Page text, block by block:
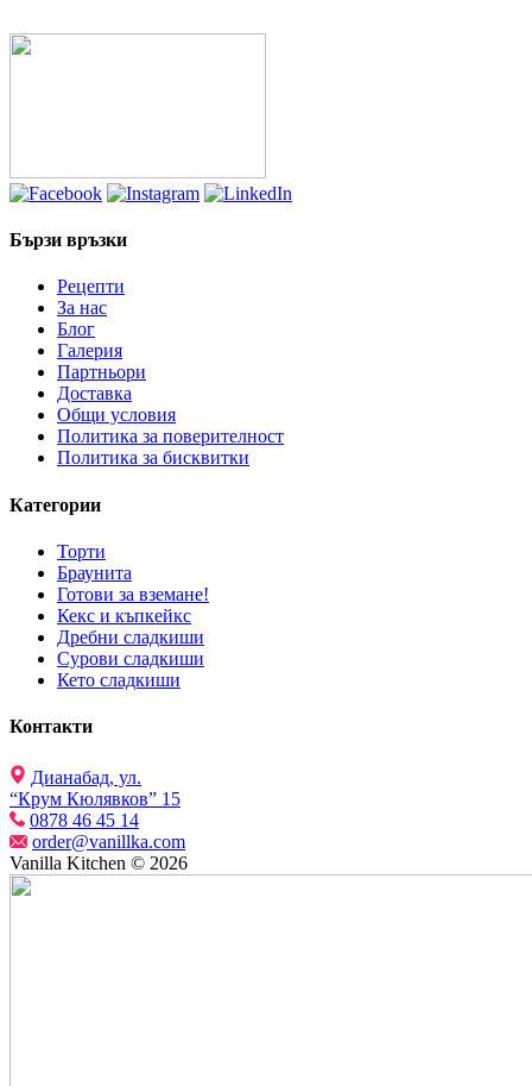
Бързи връзки
Рецепти
За нас
Блог
Галерия
Партньори
Доставка
Общи условия
Политика за поверителност
Политика за бисквитки
Категории
Торти
Браунита
Готови за вземане!
Кекс и къпкейкс
Дребни сладкиши
Сурови сладкиши
Кето сладкиши
Контакти
Дианабад, ул.
“Крум Кюлявков” 15
0878 46 45 14
order@vanillka.com
Vanilla Kitchen © 2026